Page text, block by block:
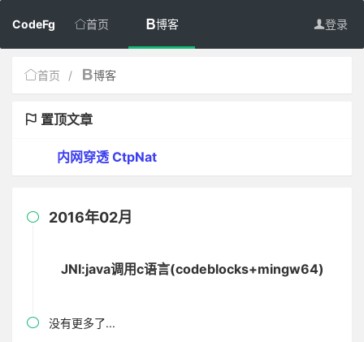
CodeFg 首页 博客 登录
首页 / 博客
置顶文章
内网穿透 CtpNat
 2016年02月
JNI:java调用c语言(codeblocks+mingw64)
 没有更多了...